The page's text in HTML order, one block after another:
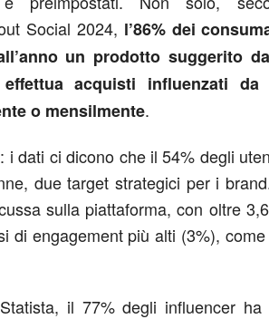
Social 2024, l’86% dei
un prodotto suggerito
acquisti influenzati
o mensilmente.
i dati ci dicono che il 54% degli
due target strategici per i
sulla piattaforma, con oltre
di engagement più alti (3%),
il 77% degli influencer